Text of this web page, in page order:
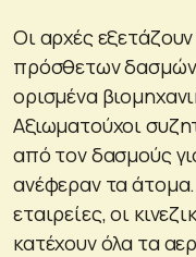
Οι αρχές
πρόσθετων δασμών
ορισμένα
Αξιωματούχοι
από τον δασμούς
ανέφεραν τα
εταιρείες, οι
κατέχουν όλα τα